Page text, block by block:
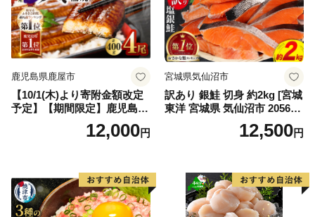
鹿児島県鹿屋市
【10/1(木)より寄附金額改定
予定】【期間限定】鹿児島県
大隅産うなぎ蒲焼4尾（400
g） KN007-02312,000円
宮城県気仙沼市
訳あり 銀鮭 切身 約2kg [宮城
東洋 宮城県 気仙沼市 205649
91] 鮭 魚介類 海鮮 訳アリ 規
格外 不揃い さけ サケ 鮭切身
切り身 魚 わけあり
12,500円